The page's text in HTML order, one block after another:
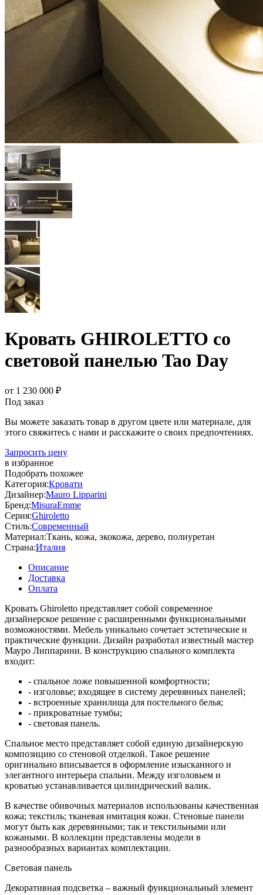
Кровать GHIROLETTO со
световой панелью Tao Day
от 1 230 000 ₽
Под заказ
Вы можете заказать товар в другом цвете или материале, для
этого свяжитесь с нами и расскажите о своих предпочтениях.
Запросить цену
в избранное
Подобрать похожее
Категория:Кровати
Дизайнер:Mauro Lipparini
Бренд:MisuraEmme
Серия:Ghiroletto
Стиль:Современный
Материал:Ткань, кожа, экокожа, дерево, полиуретан
Страна:Италия
Описание
Доставка
Оплата
Кровать Ghiroletto представляет собой современное
дизайнерское решение с расширенными функциональными
возможностями. Мебель уникально сочетает эстетические и
практические функции. Дизайн разработал известный мастер
Мауро Липпарини. В конструкцию спального комплекта
входит:
- спальное ложе повышенной комфортности;
- изголовье; входящее в систему деревянных панелей;
- встроенные хранилища для постельного белья;
- прикроватные тумбы;
- световая панель.
Спальное место представляет собой единую дизайнерскую
композицию со стеновой отделкой. Такое решение
оригинально вписывается в оформление изысканного и
элегантного интерьера спальни. Между изголовьем и
кроватью устанавливается цилиндрический валик.
В качестве обивочных материалов использованы качественная
кожа; текстиль; тканевая имитация кожи. Стеновые панели
могут быть как деревянными; так и текстильными или
кожаными. В коллекции представлены модели в
разнообразных вариантах комплектации.
Световая панель
Декоративная подсветка – важный функциональный элемент